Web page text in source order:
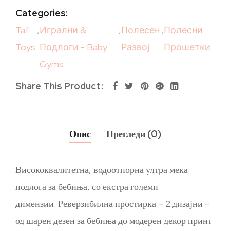
Categories:
Taf
Toys
,Игрални &
Подлоги - Baby
Gyms
,Полесен
Развој
,Полесни
Прошетки
Share This Product
Опис Прегледи (0)
Висококвалитетна, водоотпорна ултра мека
подлога за бебиња, со екстра големи
димензии. Реверзибилна простирка – 2 дизајни –
од шарен дезен за бебиња до модерен декор принт